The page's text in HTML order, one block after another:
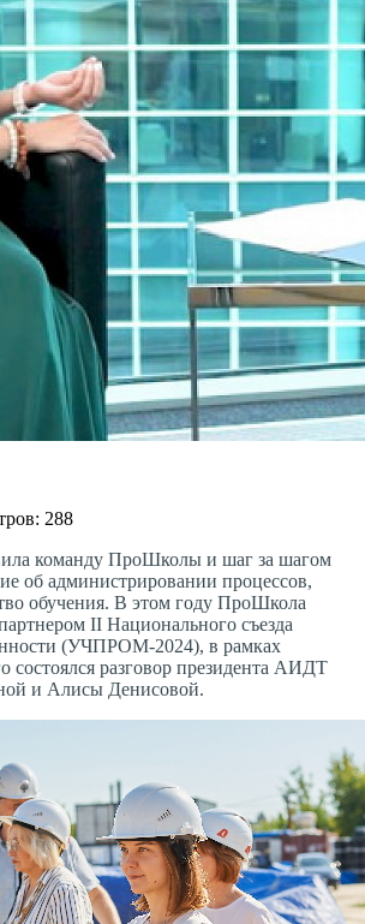
288
команду ПроШколы и шаг за шагом
об администрировании процессов,
обучения. В этом году ПроШкола
II Национального съезда
(УЧПРОМ-2024), в рамках
состоялся разговор президента АИДТ
и Алисы Денисовой.